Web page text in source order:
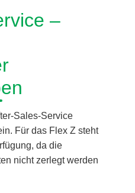
–
Sales-Service
Für das Flex Z steht
da die
nicht zerlegt werden